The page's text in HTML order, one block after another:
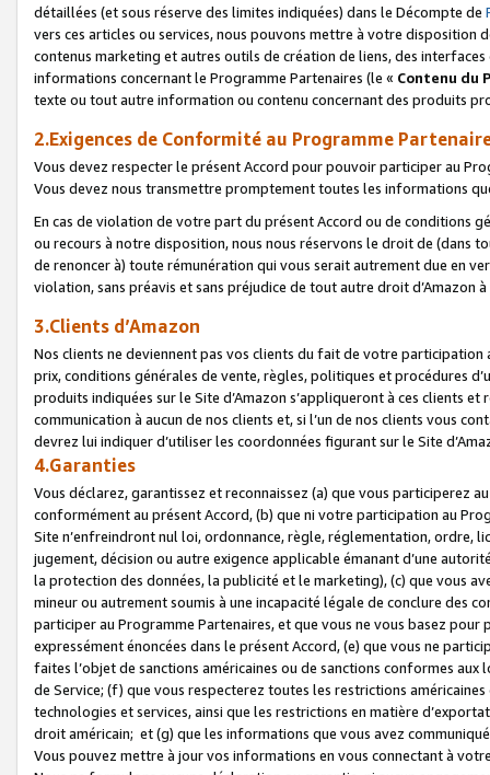
détaillées (et sous réserve des limites indiquées) dans le Décompte de
vers ces articles ou services, nous pouvons mettre à votre disposition
contenus marketing et autres outils de création de liens, des
informations concernant le Programme Partenaires (le « Contenu du
texte ou tout autre information ou contenu concernant des produits
2.Exigences de Conformité au Programme
Vous devez respecter le présent Accord pour pouvoir participer au
Vous devez nous transmettre promptement toutes les informations
En cas de violation de votre part du présent Accord ou de conditions
ou recours à notre disposition, nous nous réservons le droit de (dans
de renoncer à) toute rémunération qui vous serait autrement due en
violation, sans préavis et sans préjudice de tout autre droit
3.Clients d’Amazon
Nos clients ne deviennent pas vos clients du fait de votre
prix, conditions générales de vente, règles, politiques et procédures
produits indiquées sur le Site d’Amazon s’appliqueront à ces clients
communication à aucun de nos clients et, si l’un de nos clients vous
devrez lui indiquer d’utiliser les coordonnées figurant sur le Site
4.Garanties
Vous déclarez, garantissez et reconnaissez (a) que vous participerez
conformément au présent Accord, (b) que ni votre participation au
Site n’enfreindront nul loi, ordonnance, règle, réglementation, ordre,
jugement, décision ou autre exigence applicable émanant d’une
la protection des données, la publicité et le marketing), (c) que vous
mineur ou autrement soumis à une incapacité légale de conclure des
participer au Programme Partenaires, et que vous ne vous basez
expressément énoncées dans le présent Accord, (e) que vous ne
faites l’objet de sanctions américaines ou de sanctions conformes
de Service; (f) que vous respecterez toutes les restrictions
technologies et services, ainsi que les restrictions en matière
droit américain; et (g) que les informations que vous avez
Vous pouvez mettre à jour vos informations en vous connectant à